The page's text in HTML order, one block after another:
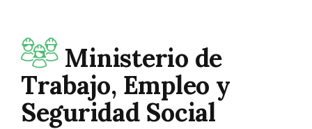
Ministerio de
Trabajo, Empleo y
Seguridad Social